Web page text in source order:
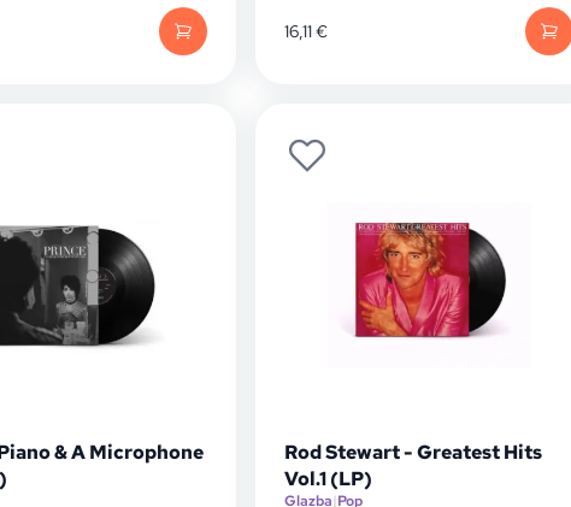
16,11€
& A Microphone
Rod Stewart - Greatest Hits
Vol.1 (LP)
Glazba|Pop